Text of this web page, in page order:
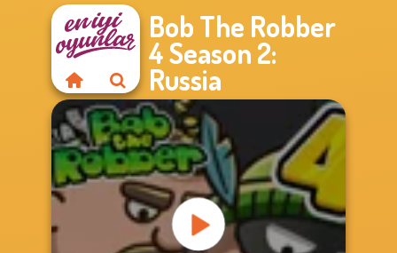
Bob The Robber
4 Season 2:
Russia